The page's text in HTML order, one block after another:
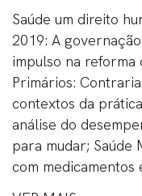
Saúde um direito
2019: A
impulso na reforma
Primários:
contextos da
análise do
para mudar; Saúde
com medicamentos